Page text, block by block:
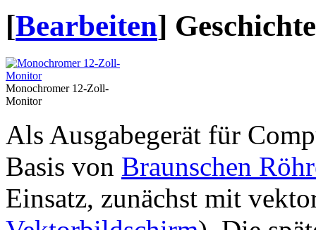
[Bearbeiten] Geschichte
Monochromer 12-Zoll-
Monitor
Als Ausgabegerät für
Basis von Braunschen
Einsatz, zunächst mit